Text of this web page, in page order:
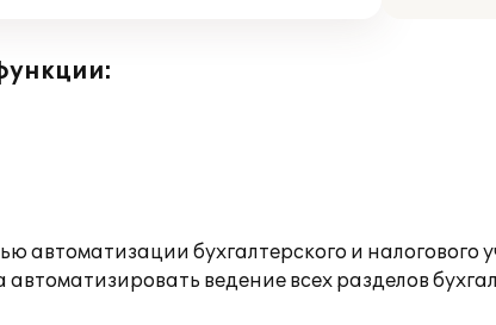
автоматизации бухгалтерского и налогового
ведение всех разделов